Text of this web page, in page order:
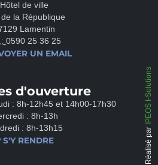
Hôtel de ville
de la République
Lamentin
0590 25 36 25
UN EMAIL
d'ouverture
: 8h-12h45 et 14h00-17h30
: 8h-13h
: 8h-13h15
S'Y RENDRE Réalisé par
IPEOS I-Solutions